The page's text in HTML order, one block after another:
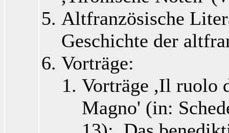
Altfranzösische
Geschichte der
Vorträge:
Vorträge ,Il ruolo
Magno' (in: